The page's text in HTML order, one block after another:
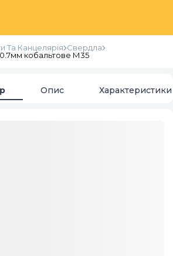
Та Канцелярія Свердла
кобальтове М35
Опис Характеристики